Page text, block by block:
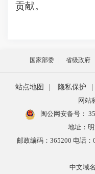
贡献。
国家部委 省级政府
站点地图 隐私保护
网站
闽公网安备号：
地址：
邮政编码：365200 电话
中文域